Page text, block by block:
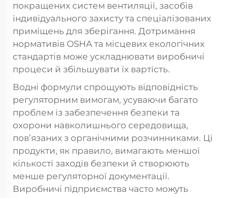
покращених систем вентиляції, засобів
індивідуального захисту та спеціалізованих
приміщень для зберігання. Дотримання
нормативів OSHA та місцевих екологічних
стандартів може ускладнювати виробничі
процеси й збільшувати їх вартість.
Водні формули спрощують відповідність
регуляторним вимогам, усуваючи багато
проблем із забезпечення безпеки та
охорони навколишнього середовища,
пов’язаних з органічними розчинниками. Ці
продукти, як правило, вимагають меншої
кількості заходів безпеки й створюють
менше регуляторної документації.
Виробничі підприємства часто можуть